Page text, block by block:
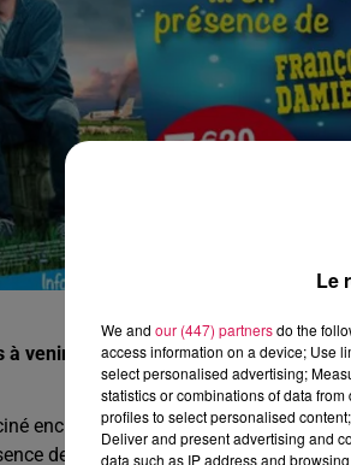
venir à Ociné Maubeuge
enchaine les avants premières en
de François Damiens et Vincent
de Canal FM
Le
We and our (447) partnersdo the
access information on a device; Use
select personalised advertising;
statistics or combinations of data
profiles to select personalised
Deliver and present advertising and
data such as IP address and